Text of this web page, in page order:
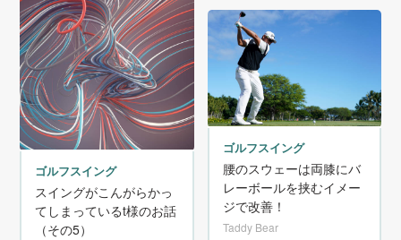
ゴルフスイング
スイングがこんがらかっ
てしまっているt様のお話
（その5）
ゴルフスイング
腰のスウェーは両膝にバ
レーボールを挟むイメー
ジで改善！
Taddy Bear